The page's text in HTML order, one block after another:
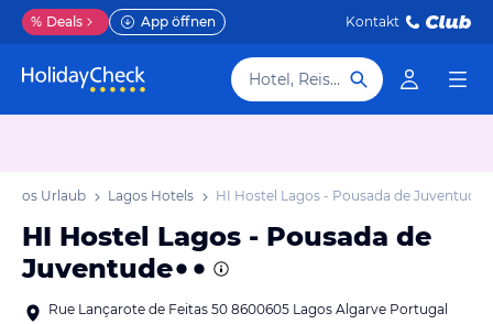
% Deals App öffnen Kontakt
Hotel, Reiseziel
Urlaub Lagos Hotels HI Hostel Lagos - Pousada de Juventude
HI Hostel Lagos - Pousada de
Juventude
Rue Lançarote de Feitas 50 8600605 Lagos Algarve Portugal